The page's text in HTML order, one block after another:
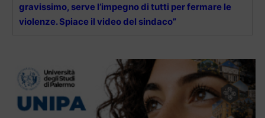
gravissimo, serve l’impegno di tutti per fermare le
violenze. Spiace il video del sindaco”